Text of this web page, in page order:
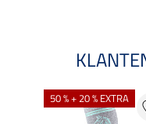
50 % + 20 % EXTRA